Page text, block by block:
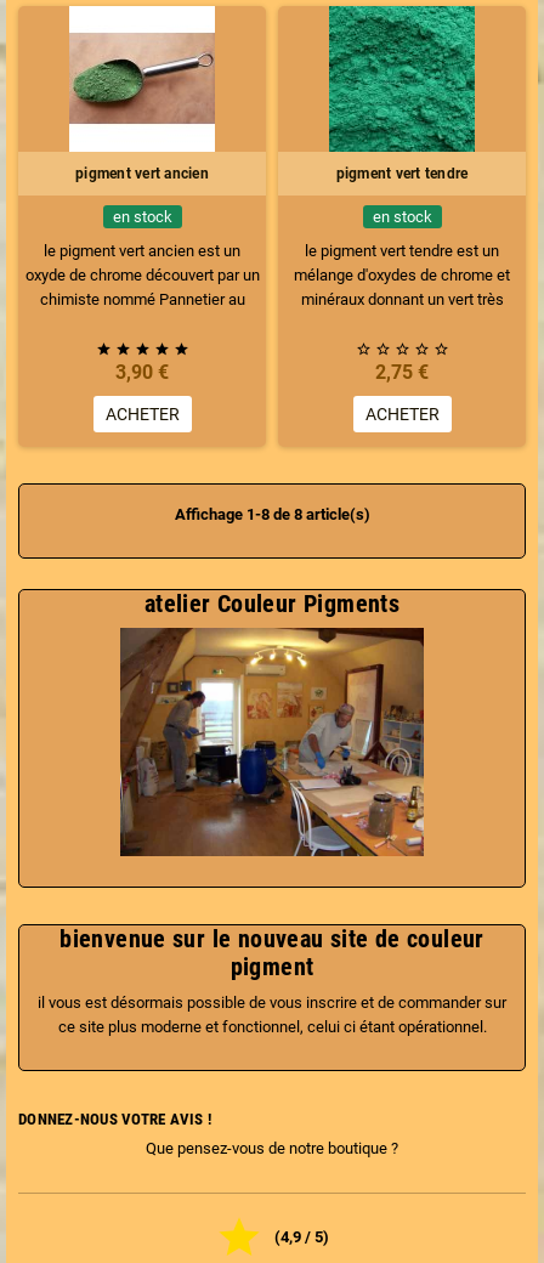
atelier Couleur Pigments
bienvenue sur le nouveau site de couleur
pigment
il vous est désormais possible de vous inscrire et de commander sur
ce site plus moderne et fonctionnel, celui ci étant opérationnel.
DONNEZ-NOUS VOTRE AVIS !
Que pensez-vous de notre boutique ?
 (4,9 / 5)
couleur vert anis claire. Ce dosage
est le maximum dans la chaux, au
delà cela ne colore pas plus.
pigment vert ancien
en stock
le pigment vert ancien est un
oxyde de chrome découvert par un
chimiste nommé Pannetier au
une couleur vert anglais ou wagon
clair ou vert pistache. Pigment
compatible toutes techniques et
tous liants. C'est un vert terreux
très opaque et très solide que je
    
3,90 €
ACHETER
pigment vert tendre
en stock
le pigment vert tendre est un
mélange d'oxydes de chrome et
minéraux donnant un vert très
blanc et vert clair légèrement
bleuté avec un liant transparent se
rapprochant du vert malachite.
    
2,75 €
ACHETER
Affichage 1-8 de 8 article(s)